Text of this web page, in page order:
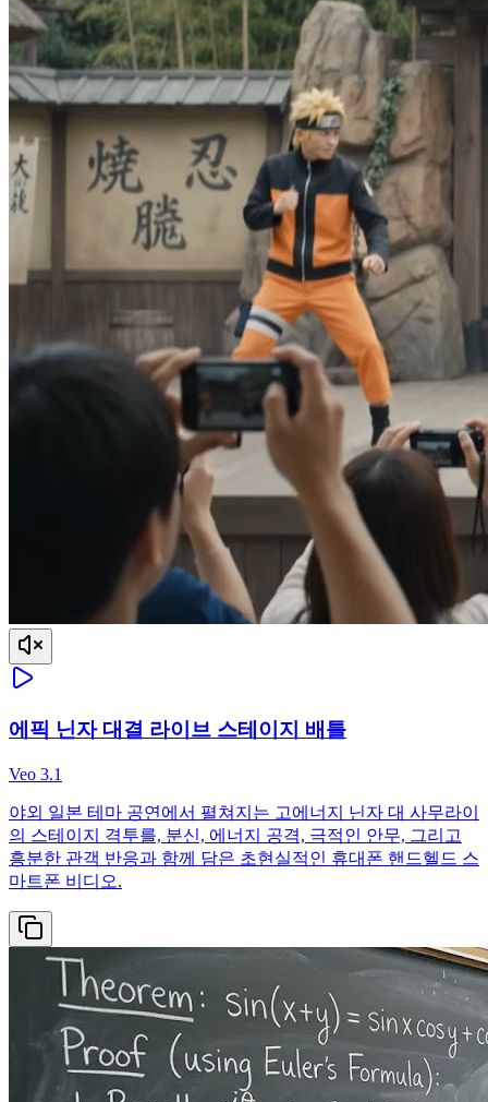
에픽 닌자 대결 라이브 스테이지 배틀
Veo 3.1
야외 일본 테마 공연에서 펼쳐지는 고에너지 닌자 대 사무라이
의 스테이지 격투를, 분신, 에너지 공격, 극적인 안무, 그리고
흥분한 관객 반응과 함께 담은 초현실적인 휴대폰 핸드헬드 스
마트폰 비디오.